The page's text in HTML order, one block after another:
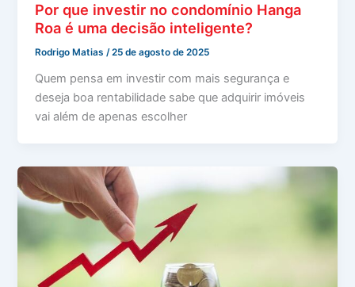
Por que investir no condomínio Hanga
Roa é uma decisão inteligente?
Rodrigo Matias/25 de agosto de 2025
Quem pensa em investir com mais segurança e
deseja boa rentabilidade sabe que adquirir imóveis
vai além de apenas escolher